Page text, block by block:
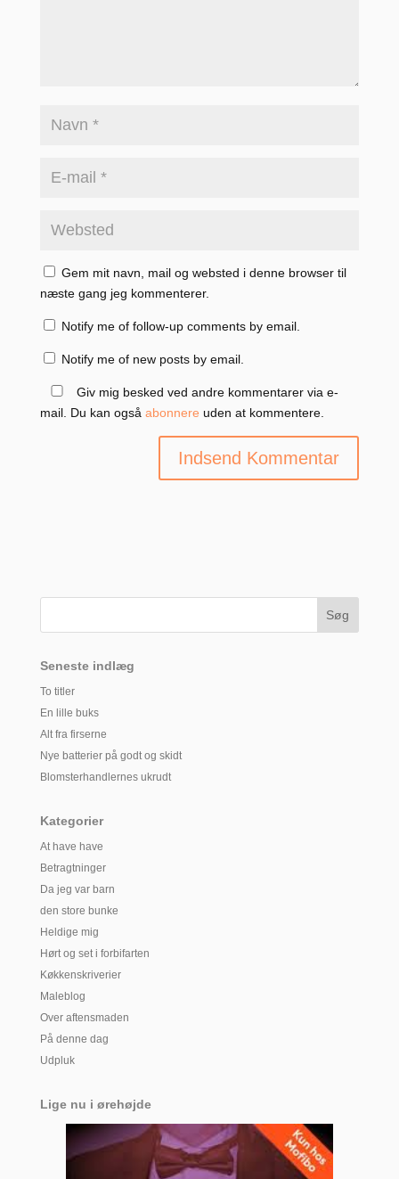
Gem mit navn, mail og websted i denne browser til
næste gang jeg kommenterer.
Notify me of follow-up comments by email.
Notify me of new posts by email.
Giv mig besked ved andre kommentarer via e-
mail. Du kan også abonnere uden at kommentere.
Seneste indlæg
To titler
En lille buks
Alt fra firserne
Nye batterier på godt og skidt
Blomsterhandlernes ukrudt
Kategorier
At have have
Betragtninger
Da jeg var barn
den store bunke
Heldige mig
Hørt og set i forbifarten
Køkkenskriverier
Maleblog
Over aftensmaden
På denne dag
Udpluk
Lige nu i ørehøjde